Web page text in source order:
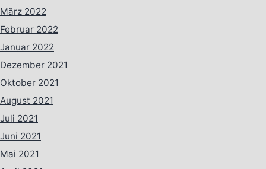
März 2022
Februar 2022
Januar 2022
Dezember 2021
Oktober 2021
August 2021
Juli 2021
Juni 2021
Mai 2021